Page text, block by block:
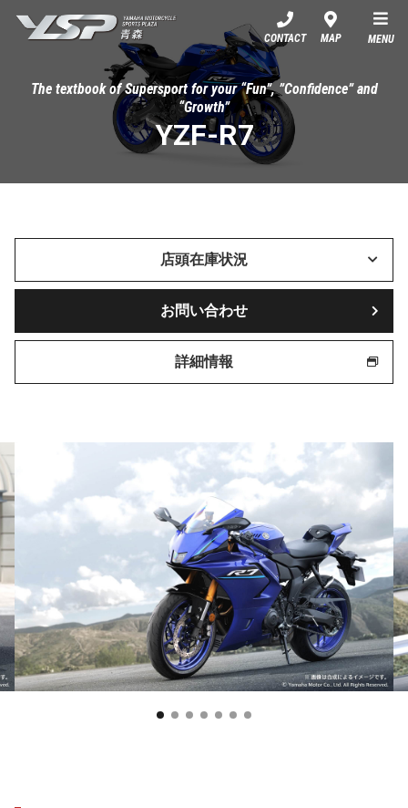
CONTACT MAP MENU
The textbook of Supersport for your “Fun”, ”Confidence” and
“Growth”
YZF-R7
店頭在庫状況
お問い合わせ
詳細情報